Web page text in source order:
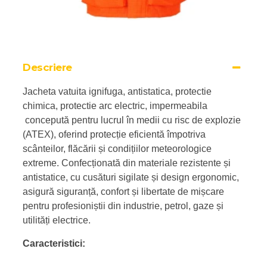
Descriere
Jacheta vatuita ignifuga, antistatica, protectie
chimica, protectie arc electric, impermeabila
concepută pentru lucrul în medii cu risc de explozie
(ATEX), oferind protecție eficientă împotriva
scânteilor, flăcării și condițiilor meteorologice
extreme. Confecționată din materiale rezistente și
antistatice, cu cusături sigilate și design ergonomic,
asigură siguranță, confort și libertate de mișcare
pentru profesioniștii din industrie, petrol, gaze și
utilități electrice.
Caracteristici: